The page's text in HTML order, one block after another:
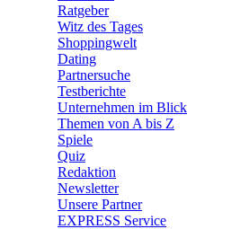
Ratgeber
Witz des Tages
Shoppingwelt
Dating
Partnersuche
Testberichte
Unternehmen im Blick
Themen von A bis Z
Spiele
Quiz
Redaktion
Newsletter
Unsere Partner
EXPRESS Service